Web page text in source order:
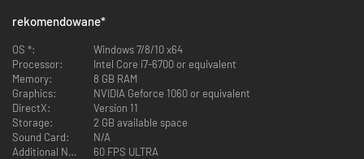
rekomendowane*
OS *:
Windows 7/8/10 x64
Processor:
Intel Core i7-6700 or equivalent
Memory:
8 GB RAM
Graphics:
NVIDIA Geforce 1060 or equivalent
DirectX:
Version 11
Storage:
2 GB available space
Sound Card:
N/A
Additional Notes:
60 FPS ULTRA